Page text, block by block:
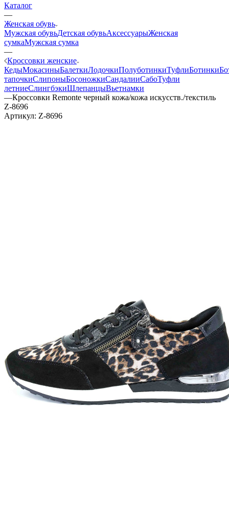
Каталог
—
Женская обувь
Мужская обувьДетская обувьАксессуарыЖенская
сумкаМужская сумка
—
Кроссовки женские
КедыМокасиныБалеткиЛодочкиПолуботинкиТуфлиБотинки
тапочкиСлипоныБосоножкиСандалииСабоТуфли
летниеСлингбэкиШлепанцыВьетнамки
—Кроссовки Remonte черный кожа/кожа искусств./текстиль
Z-8696
Артикул: Z-8696